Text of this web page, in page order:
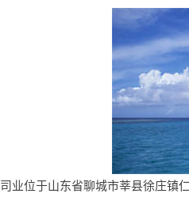
业位于山东省聊城市莘县徐庄镇